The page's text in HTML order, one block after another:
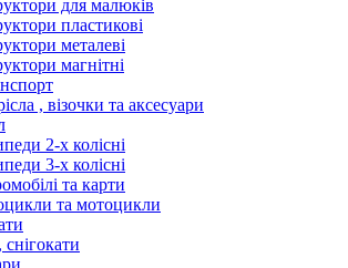
для малюків
пластикові
металеві
магнітні
, візочки та аксесуари
2-х колісні
3-х колісні
та карти
та мотоцикли